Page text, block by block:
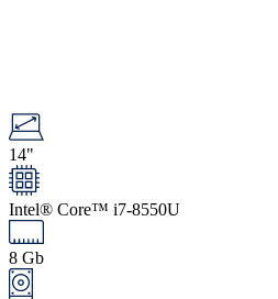
14"
Intel® Core™ i7-8550U
8 Gb